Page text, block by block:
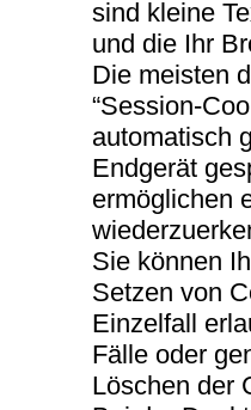
sind kleine
und die Ihr
Die meisten
“Session-
automatisch
Endgerät
ermöglichen
Sie können
Setzen von
Einzelfall
Fälle oder
Löschen der